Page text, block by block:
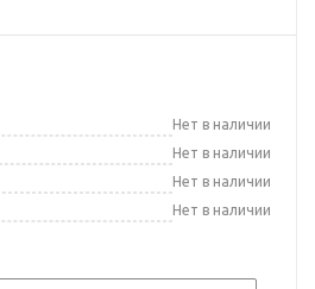
Нет в наличии
Нет в наличии
Нет в наличии
Нет в наличии